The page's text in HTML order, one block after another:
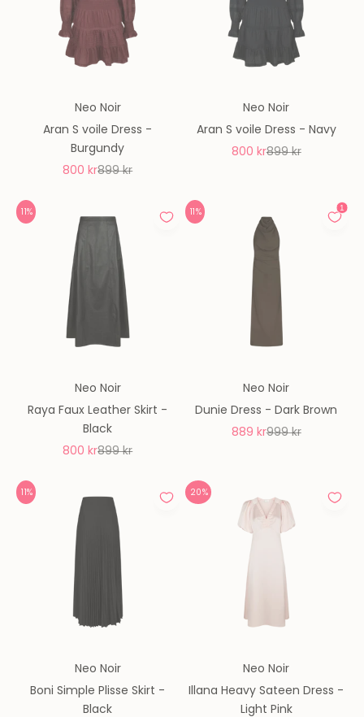
Neo Noir
Aran S voile Dress -
Burgundy
REA-pris
800 krPris
899 kr
Neo Noir
Aran S voile Dress - Navy
REA-pris
800 krPris
899 kr
11%
Neo Noir
Raya Faux Leather Skirt -
Black
REA-pris
800 krPris
899 kr
11%
Neo Noir
Dunie Dress - Dark Brown
REA-pris
889 krPris
999 kr
11%
Neo Noir
Boni Simple Plisse Skirt -
Black
20%
Neo Noir
Illana Heavy Sateen Dress -
Light Pink